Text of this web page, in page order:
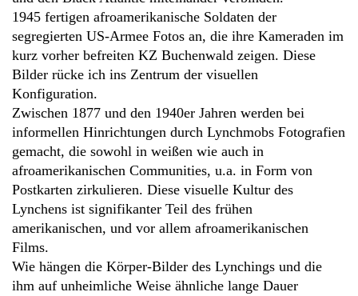
1945 fertigen afroamerikanische Soldaten der
segregierten US-Armee Fotos an, die ihre Kameraden im
kurz vorher befreiten KZ Buchenwald zeigen. Diese
Bilder rücke ich ins Zentrum der visuellen
Konfiguration.
Zwischen 1877 und den 1940er Jahren werden bei
informellen Hinrichtungen durch Lynchmobs Fotografien
gemacht, die sowohl in weißen wie auch in
afroamerikanischen Communities, u.a. in Form von
Postkarten zirkulieren. Diese visuelle Kultur des
Lynchens ist signifikanter Teil des frühen
amerikanischen, und vor allem afroamerikanischen
Films.
Wie hängen die Körper-Bilder des Lynchings und die
ihm auf unheimliche Weise ähnliche lange Dauer